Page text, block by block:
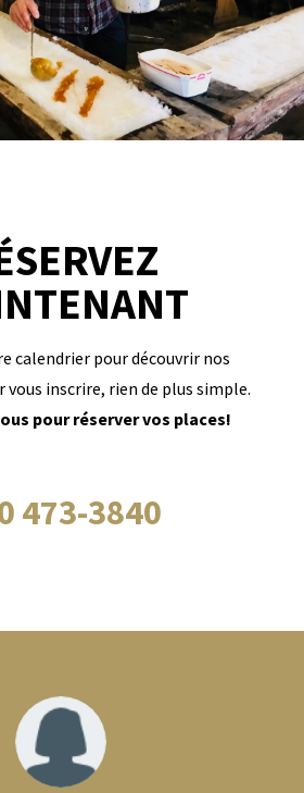
calendrier pour découvrir nos
vous inscrire, rien de plus simple.
pour réserver vos places!
473-3840